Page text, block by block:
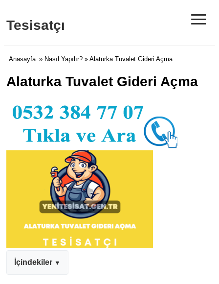
Tesisatçı ≡
Anasayfa » Nasıl Yapılır? » Alaturka Tuvalet Gideri Açma
Alaturka Tuvalet Gideri Açma
İçindekiler